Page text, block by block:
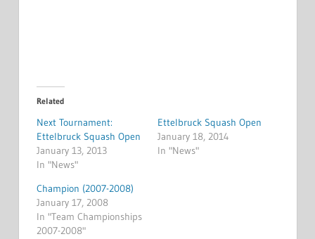
Related
Next Tournament:
Ettelbruck Squash Open
January 13, 2013
In "News"
Ettelbruck Squash Open
January 18, 2014
In "News"
Champion (2007-2008)
January 17, 2008
In "Team Championships
2007-2008"